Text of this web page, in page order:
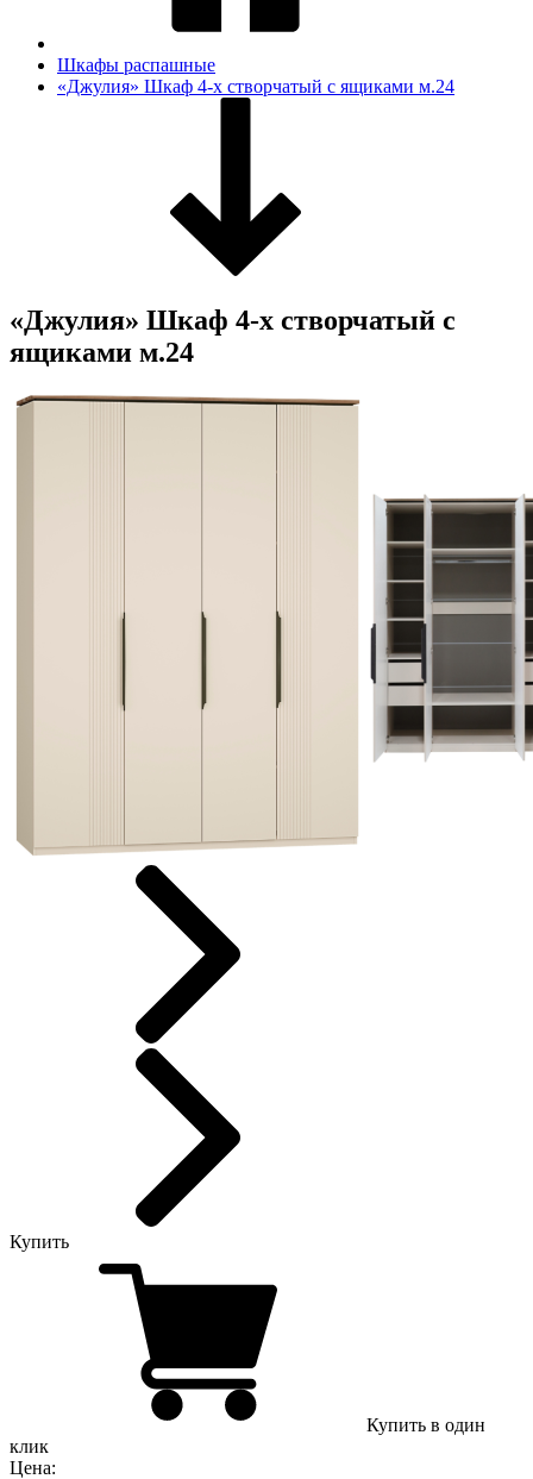
Шкафы распашные
«Джулия» Шкаф 4-х створчатый с ящиками м.24
«Джулия» Шкаф 4-х створчатый с
ящиками м.24
Купить
Купить в один
клик
Цена: